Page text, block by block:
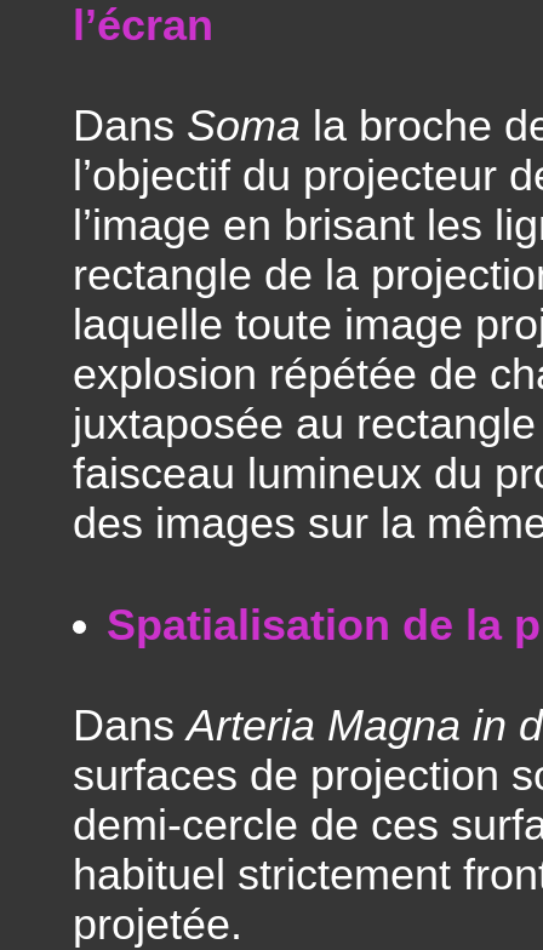
l’écran
Dans Soma la broche
l’objectif du projecteur
l’image en brisant les
rectangle de la
laquelle toute image
explosion répétée de
juxtaposée au
faisceau lumineux du
des images sur la
Spatialisation de la
DansArteria Magna in
surfaces de projection
demi-cercle de ces
habituel strictement
projetée.